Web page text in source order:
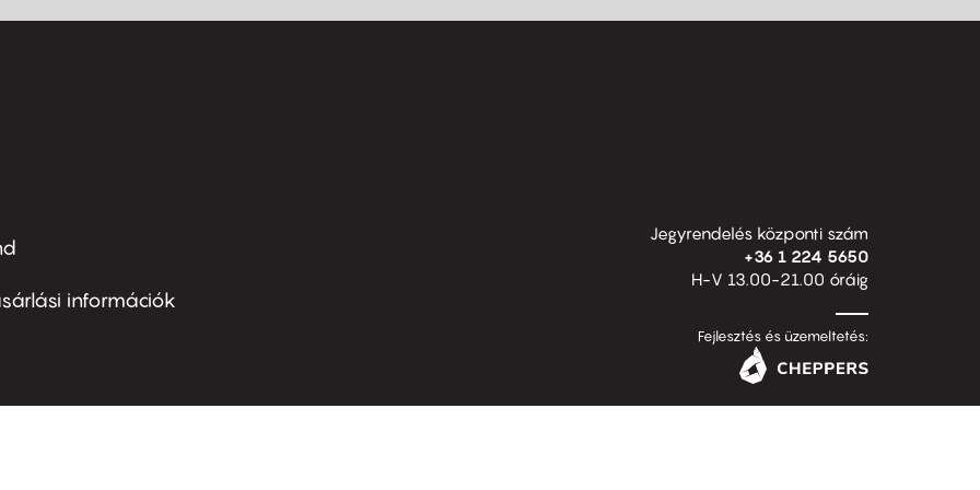
információk
Jegyrendelés központi szám
+36 1 224 5650
H-V 13.00-21.00 óráig
Fejlesztés és üzemeltetés: